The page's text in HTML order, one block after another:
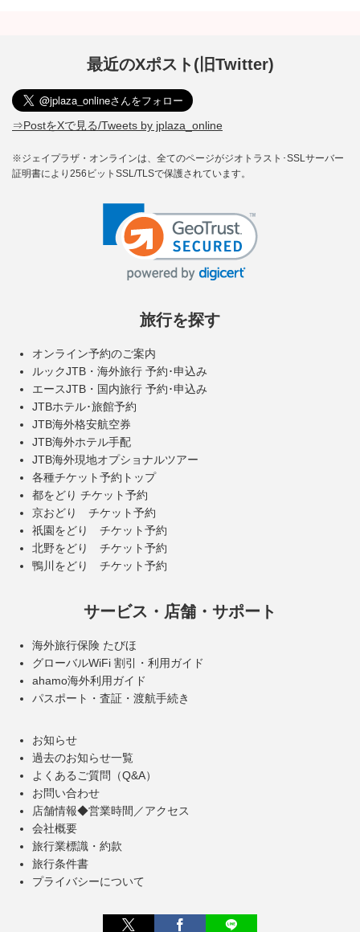
最近のXポスト(旧Twitter)
⇒PostをXで見る/Tweets by jplaza_online
※ジェイプラザ・オンラインは、全てのページがジオトラスト･SSLサーバー
証明書により256ビットSSL/TLSで保護されています。
旅行を探す
オンライン予約のご案内
ルックJTB・海外旅行 予約･申込み
エースJTB・国内旅行 予約･申込み
JTBホテル･旅館予約
JTB海外格安航空券
JTB海外ホテル手配
JTB海外現地オプショナルツアー
各種チケット予約トップ
都をどり チケット予約
京おどり チケット予約
祇園をどり チケット予約
北野をどり チケット予約
鴨川をどり チケット予約
サービス・店舗・サポート
海外旅行保険 たびほ
グローバルWiFi 割引・利用ガイド
ahamo海外利用ガイド
パスポート・査証・渡航手続き
お知らせ
過去のお知らせ一覧
よくあるご質問（Q&A）
お問い合わせ
店舗情報◆営業時間／アクセス
会社概要
旅行業標識・約款
旅行条件書
プライバシーについて